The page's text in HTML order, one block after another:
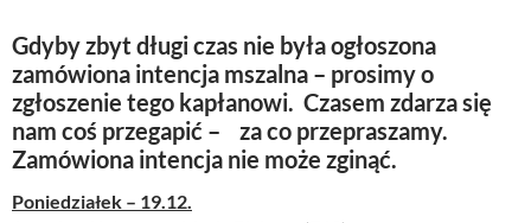
Gdyby zbyt długi czas nie była ogłoszona
zamówiona intencja mszalna – prosimy o
zgłoszenie tego kapłanowi. Czasem zdarza się
nam coś przegapić – za co przepraszamy.
Zamówiona intencja nie może zginąć.
Poniedziałek – 19.12.